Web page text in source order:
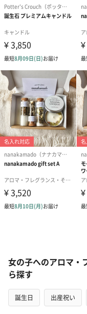
女の子へのアロマ・
ら探す
誕生日 出産祝い